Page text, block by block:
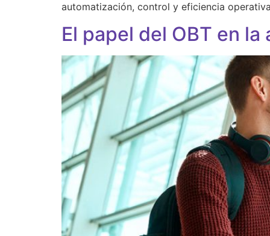
automatización, control y eficiencia
El papel del OBT en